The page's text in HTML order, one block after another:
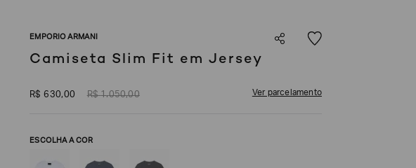
EMPORIO ARMANI
Camiseta Slim Fit em Jersey
R$ 630,00 R$ 1.050,00 Ver parcelamento
ESCOLHA A COR